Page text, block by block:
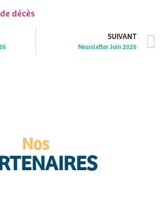
décès
SUIVANT
Newsletter Juin 2026
Nos